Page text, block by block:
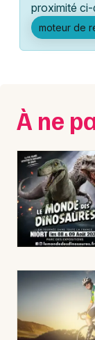
Foires &
Concerts
Sports
Soirées
Sorties
Sorties &
Fêtes dans
Marseille
Mulhouse
Nice
Paris
Strasbourg
Toulouse
Toutes les
proximité
moteur de
À ne